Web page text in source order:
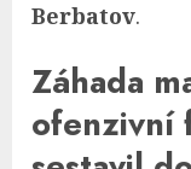
Berbatov.
Záhada
ofenzivní